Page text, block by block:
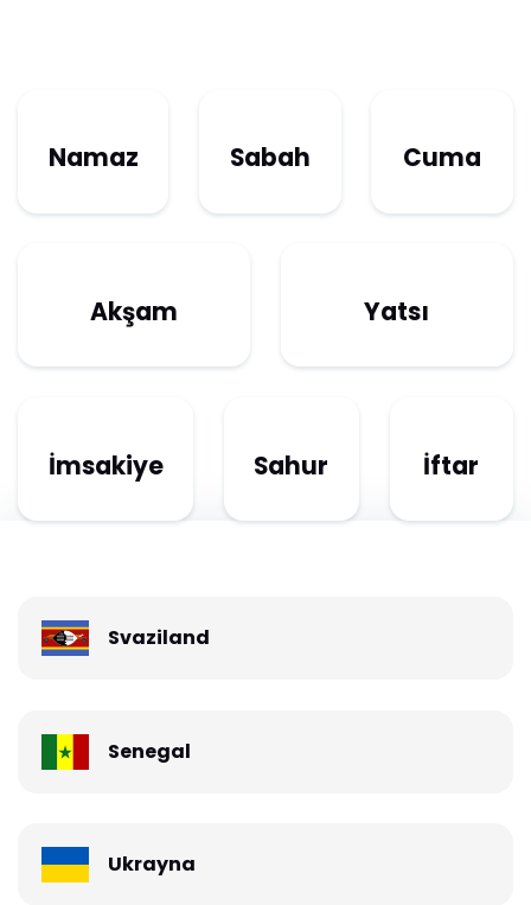
Namaz Sabah Cuma
Akşam Yatsı
İmsakiye Sahur İftar
Svaziland
Senegal
Ukrayna